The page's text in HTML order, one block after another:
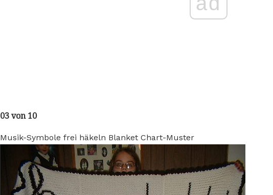
03 von 10
Musik-Symbole frei häkeln Blanket Chart-Muster